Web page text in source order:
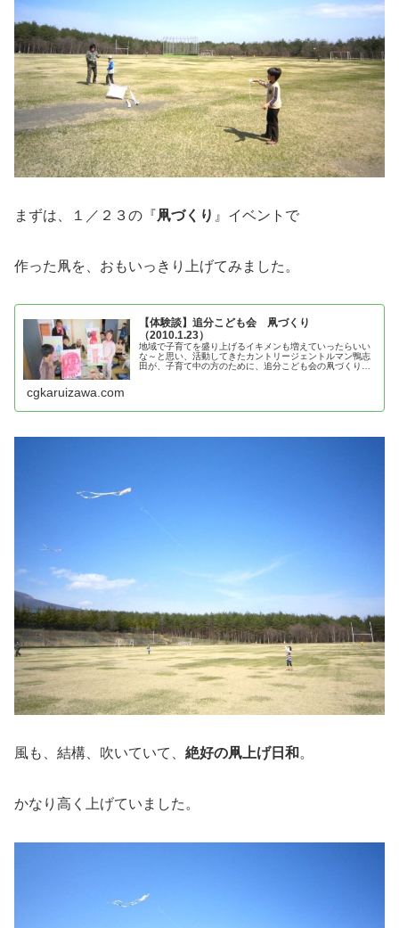
まずは、１／２３の『凧づくり 』イベントで
作った凧を、おもいっきり上げてみました。
【体験談】追分こども会 凧づくり
（2010.1.23）
地域で子育てを盛り上げるイキメンも増えていったらいい
な～と思い、活動してきたカントリージェントルマン鴨志
田が、子育て中の方のために、追分こども会の凧づくりの
cgkaruizawa.com
風も、結構、吹いていて、 絶好の凧上げ日和 。
かなり高く上げていました。